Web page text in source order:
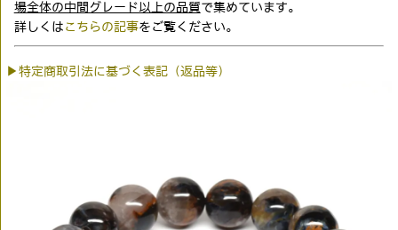
場全体の中間グレード以上の品質で集めています。
詳しくは こちらの記事をご覧ください。
▶特定商取引法に基づく表記（返品等）